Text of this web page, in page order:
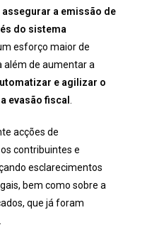
assegurar a emissão de
do sistema
esforço maior de
além de aumentar a
e agilizar o
evasão fiscal
acções de
contribuintes e
esclarecimentos
bem como sobre a
que já foram